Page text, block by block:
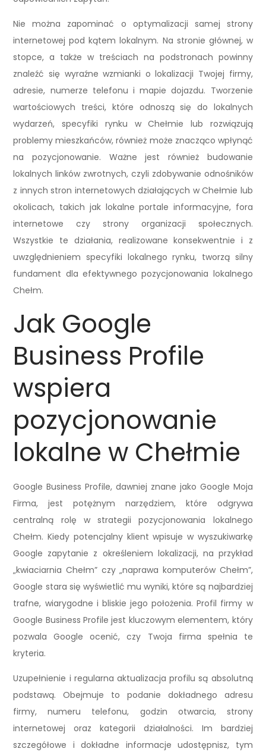
Nie można zapominać o optymalizacji samej strony
internetowej pod kątem lokalnym. Na stronie głównej, w
stopce, a także w treściach na podstronach powinny
znaleźć się wyraźne wzmianki o lokalizacji Twojej firmy,
adresie, numerze telefonu i mapie dojazdu. Tworzenie
wartościowych treści, które odnoszą się do lokalnych
wydarzeń, specyfiki rynku w Chełmie lub rozwiązują
problemy mieszkańców, również może znacząco wpłynąć
na pozycjonowanie. Ważne jest również budowanie
lokalnych linków zwrotnych, czyli zdobywanie odnośników
z innych stron internetowych działających w Chełmie lub
okolicach, takich jak lokalne portale informacyjne, fora
internetowe czy strony organizacji społecznych.
Wszystkie te działania, realizowane konsekwentnie i z
uwzględnieniem specyfiki lokalnego rynku, tworzą silny
fundament dla efektywnego pozycjonowania lokalnego
Chełm.
Jak Google
Business Profile
wspiera
pozycjonowanie
lokalne w Chełmie
Google Business Profile, dawniej znane jako Google Moja
Firma, jest potężnym narzędziem, które odgrywa
centralną rolę w strategii pozycjonowania lokalnego
Chełm. Kiedy potencjalny klient wpisuje w wyszukiwarkę
Google zapytanie z określeniem lokalizacji, na przykład
„kwiaciarnia Chełm” czy „naprawa komputerów Chełm”,
Google stara się wyświetlić mu wyniki, które są najbardziej
trafne, wiarygodne i bliskie jego położenia. Profil firmy w
Google Business Profile jest kluczowym elementem, który
pozwala Google ocenić, czy Twoja firma spełnia te
kryteria.
Uzupełnienie i regularna aktualizacja profilu są absolutną
podstawą. Obejmuje to podanie dokładnego adresu
firmy, numeru telefonu, godzin otwarcia, strony
internetowej oraz kategorii działalności. Im bardziej
szczegółowe i dokładne informacje udostępnisz, tym